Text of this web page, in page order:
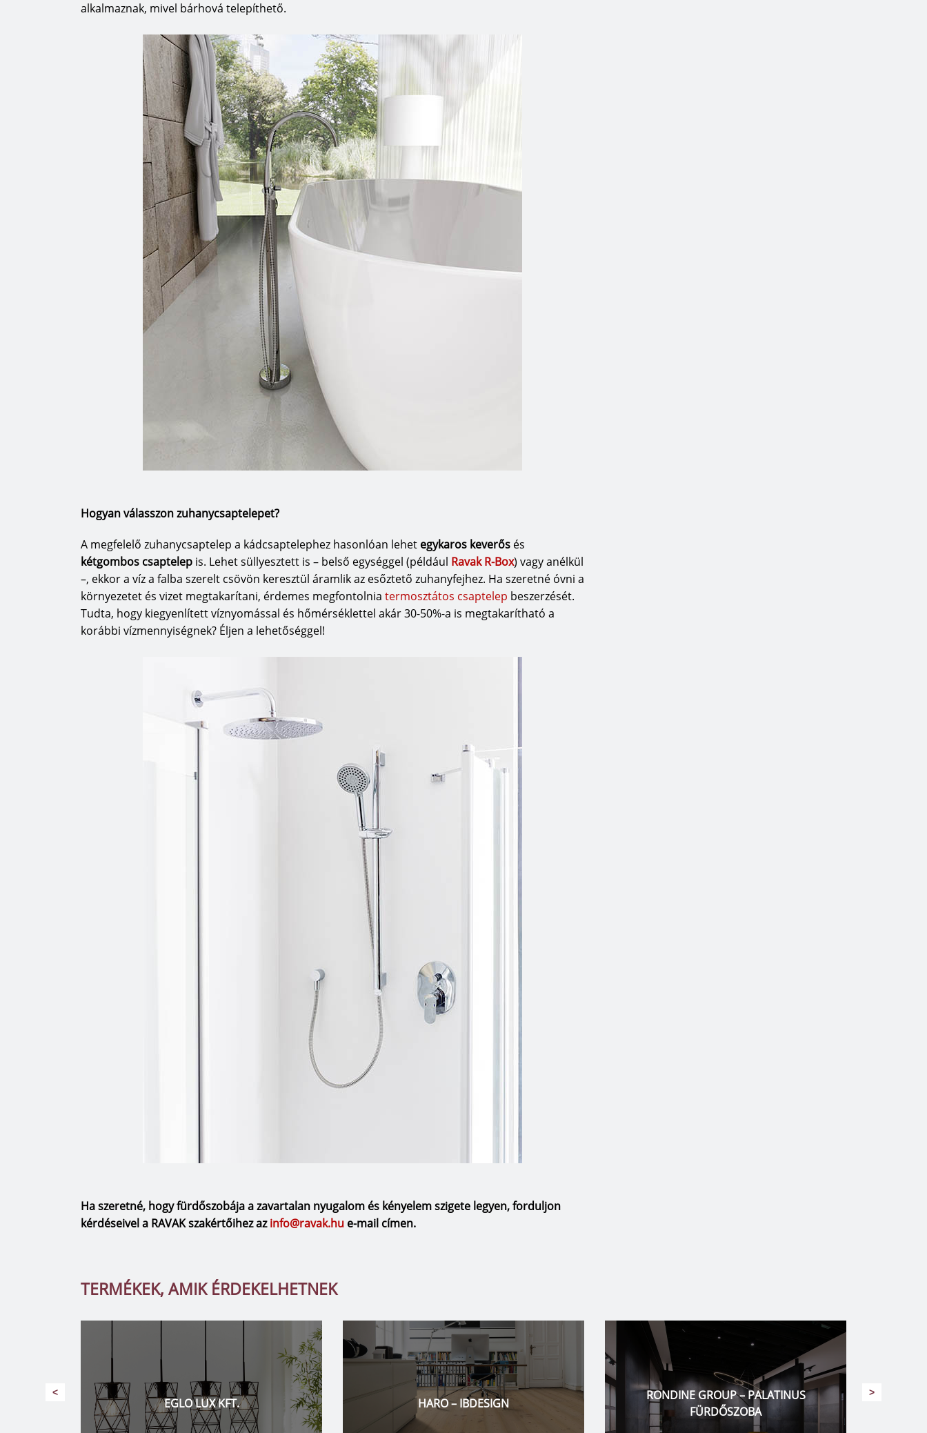
alkalmaznak, mivel bárhová telepíthető.
Hogyan válasszon zuhanycsaptelepet?
A megfelelő zuhanycsaptelep a kádcsaptelephez hasonlóan lehet egykaros keverős és
kétgombos csaptelep is. Lehet süllyesztett is – belső egységgel (például Ravak R-Box) vagy anélkül
–, ekkor a víz a falba szerelt csövön keresztül áramlik az esőztető zuhanyfejhez. Ha szeretné óvni a
környezetet és vizet megtakarítani, érdemes megfontolnia termosztátos csaptelep beszerzését.
Tudta, hogy kiegyenlített víznyomással és hőmérséklettel akár 30-50%-a is megtakarítható a
korábbi vízmennyiségnek? Éljen a lehetőséggel!
Ha szeretné, hogy fürdőszobája a zavartalan nyugalom és kényelem szigete legyen, forduljon
kérdéseivel a RAVAK szakértőihez azinfo@ravak.hu e-mail címen.
TERMÉKEK, AMIK ÉRDEKELHETNEK
<
HARO – IBDESIGN
RONDINE GROUP – PALATINUS
FÜRDŐSZOBA
AREZZO DESIGN
>